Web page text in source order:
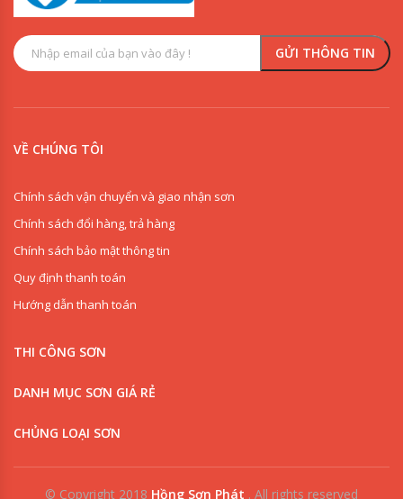
VỀ CHÚNG TÔI
Chính sách vận chuyển và giao nhận sơn
Chính sách đổi hàng, trả hàng
Chính sách bảo mật thông tin
Quy định thanh toán
Hướng dẫn thanh toán
THI CÔNG SƠN
DANH MỤC SƠN GIÁ RẺ
CHỦNG LOẠI SƠN
© Copyright 2018 Hồng Sơn Phát . All rights reserved